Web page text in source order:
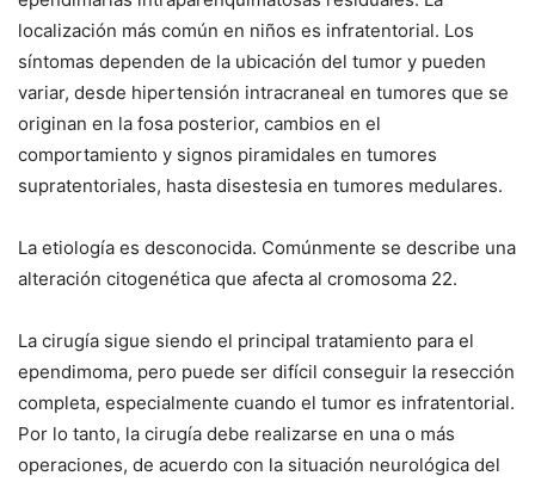
localización más común en niños es infratentorial. Los
síntomas dependen de la ubicación del tumor y pueden
variar, desde hipertensión intracraneal en tumores que se
originan en la fosa posterior, cambios en el
comportamiento y signos piramidales en tumores
supratentoriales, hasta disestesia en tumores medulares.
La etiología es desconocida. Comúnmente se describe una
alteración citogenética que afecta al cromosoma 22.
La cirugía sigue siendo el principal tratamiento para el
ependimoma, pero puede ser difícil conseguir la resección
completa, especialmente cuando el tumor es infratentorial.
Por lo tanto, la cirugía debe realizarse en una o más
operaciones, de acuerdo con la situación neurológica del